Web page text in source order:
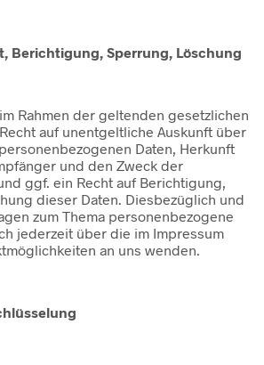
Berichtigung, Sperrung, Löschung
Rahmen der geltenden gesetzlichen
auf unentgeltliche Auskunft über
Daten, Herkunft
und den Zweck der
ggf. ein Recht auf Berichtigung,
dieser Daten. Diesbezüglich und
zum Thema personenbezogene
jederzeit über die im Impressum
an uns wenden.